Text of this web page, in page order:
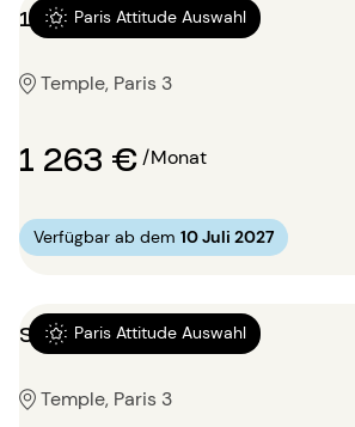
Paris Attitude Auswahl
1 Zimmer 25m²
Temple, Paris 3
1 263 €/Monat
Verfügbar ab dem 10 Juli 2027
Paris Attitude Auswahl
Studio 20m²
Temple, Paris 3